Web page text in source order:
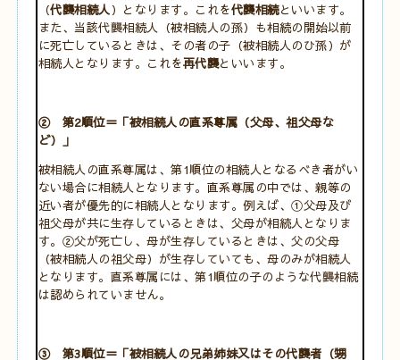
（代襲相続人）となります。これを代襲相続といいます。
また、当該代襲相続人（被相続人の孫）も相続の開始以前
に死亡しているときは、その者の子（被相続人のひ孫）が
相続人となります。これを再代襲といいます。
② 第2順位＝「被相続人の直系尊属（父母、祖父母な
ど）」
被相続人の直系尊属は、第1順位の相続人となるべき者がい
ない場合に相続人となります。直系尊属の中では、親等の
近い者が優先的に相続人となります。例えば、①父母及び
祖父母が共に生存しているときは、父母が相続人となりま
す。②父が死亡し、母が生存しているときは、父の父母
（被相続人の祖父母）が生存していても、母のみが相続人
となります。直系尊属には、第1順位の子のような代襲相続
は認められていません。
③ 第3順位＝「被相続人の兄弟姉妹又はその代襲者（甥